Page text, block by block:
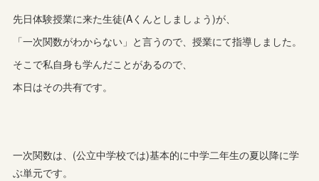
先日体験授業に来た生徒(Aくんとしましょう)が、
「一次関数がわからない」と言うので、授業にて指導しました。
そこで私自身も学んだことがあるので、
本日はその共有です。
一次関数は、(公立中学校では)基本的に中学二年生の夏以降に学
ぶ単元です。